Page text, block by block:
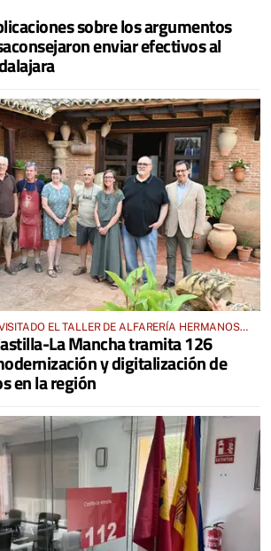
sobre los argumentos
enviar efectivos al
EL TALLER DE ALFARERÍA HERMANOS
DE LOS CABALLEROS
La Mancha tramita 126
y digitalización de
en la región